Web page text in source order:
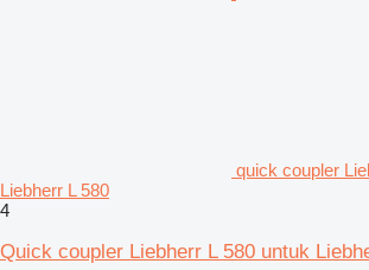
quick coupler
Liebherr L 580
4
Quick coupler Liebherr L 580 untuk